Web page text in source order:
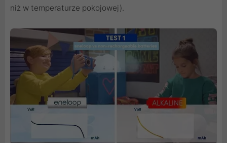
niż w temperaturze pokojowej).